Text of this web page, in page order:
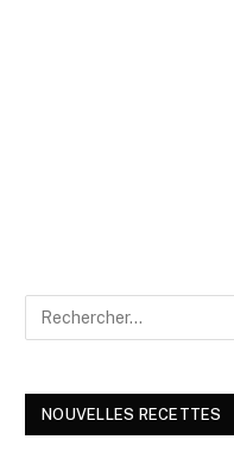
NOUVELLES RECETTES